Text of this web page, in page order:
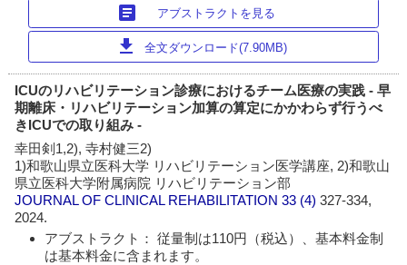
article アブストラクトを見る
download 全文ダウンロード(7.90MB)
ICUのリハビリテーション診療におけるチーム医療の実践 - 早
期離床・リハビリテーション加算の算定にかかわらず行うべ
きICUでの取り組み -
幸田剣1,2), 寺村健三2)
1)和歌山県立医科大学 リハビリテーション医学講座, 2)和歌山
県立医科大学附属病院 リハビリテーション部
JOURNAL OF CLINICAL REHABILITATION 33 (4)327-334,
2024.
アブストラクト： 従量制は110円（税込）、基本料金制
は基本料金に含まれます。